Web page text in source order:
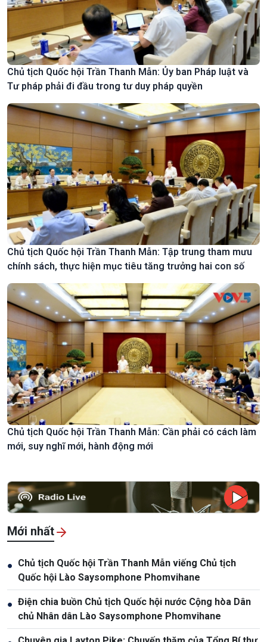
Chủ tịch Quốc hội Trần Thanh Mẫn: Ủy ban Pháp luật và
Tư pháp phải đi đầu trong tư duy pháp quyền
Chủ tịch Quốc hội Trần Thanh Mẫn: Tập trung tham mưu
chính sách, thực hiện mục tiêu tăng trưởng hai con số
Chủ tịch Quốc hội Trần Thanh Mẫn: Cần phải có cách làm
mới, suy nghĩ mới, hành động mới
Mới nhất
● Chủ tịch Quốc hội Trần Thanh Mẫn viếng Chủ tịch
Quốc hội Lào Saysomphone Phomvihane
● Điện chia buồn Chủ tịch Quốc hội nước Cộng hòa Dân
chủ Nhân dân Lào Saysomphone Phomvihane